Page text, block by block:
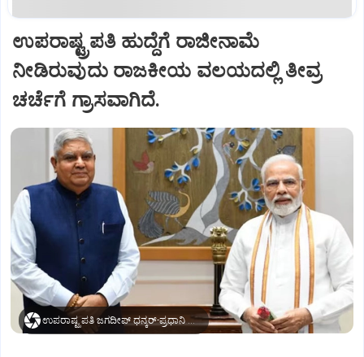
ಉಪರಾಷ್ಟ್ರಪತಿ ಹುದ್ದೆಗೆ ರಾಜೀನಾಮೆ
ನೀಡಿರುವುದು ರಾಜಕೀಯ ವಲಯದಲ್ಲಿ ತೀವ್ರ
ಚರ್ಚೆಗೆ ಗ್ರಾಸವಾಗಿದೆ.
ಉಪರಾಷ್ಟ್ರಪತಿ ಜಗದೀಪ್‌ ಧನ್ಕರ್-ಪ್ರಧಾನಿ ಮೋದಿ